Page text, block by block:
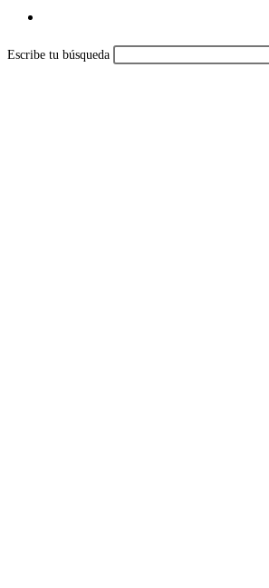
de
Escribe tu búsqueda